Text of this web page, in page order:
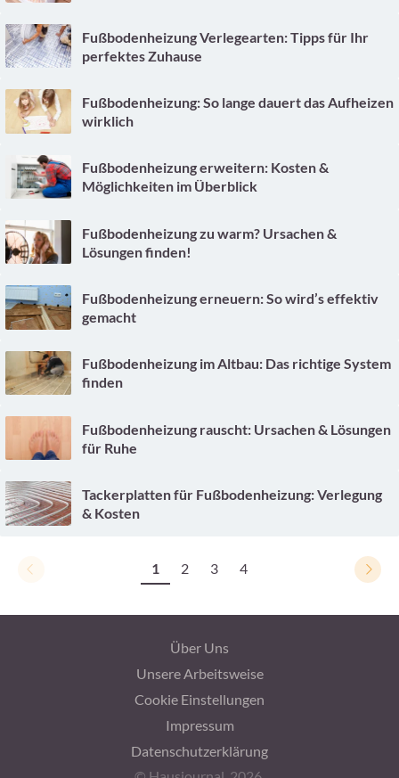
Fußbodenheizung Verlegearten: Tipps für Ihr
perfektes Zuhause
Fußbodenheizung: So lange dauert das Aufheizen
wirklich
Fußbodenheizung erweitern: Kosten &
Möglichkeiten im Überblick
Fußbodenheizung zu warm? Ursachen &
Lösungen finden!
Fußbodenheizung erneuern: So wird’s effektiv
gemacht
Fußbodenheizung im Altbau: Das richtige System
finden
Fußbodenheizung rauscht: Ursachen & Lösungen
für Ruhe
Tackerplatten für Fußbodenheizung: Verlegung
& Kosten
1 2 3 4
Über Uns
Unsere Arbeitsweise
Cookie Einstellungen
Impressum
Datenschutzerklärung